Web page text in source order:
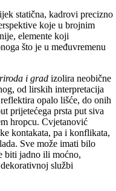
statična, kadrovi precizno
koje u brojnim
elemente koji
što je u međuvremenu
i grad izolira neobične
od lirskih interpretacija
opalo lišće, do onih
prijetećega prsta put siva
hropcu. Cvjetanović
kontakata, pa i konflikata,
Sve može imati bilo
biti jadno ili moćno,
službi